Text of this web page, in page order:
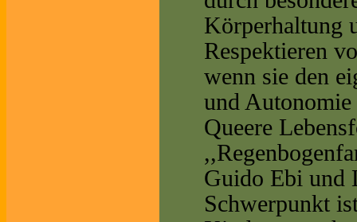
Körperhaltung
Respektieren
wenn sie den
und
Queere
Guido Ebi und
Schwerpunkt